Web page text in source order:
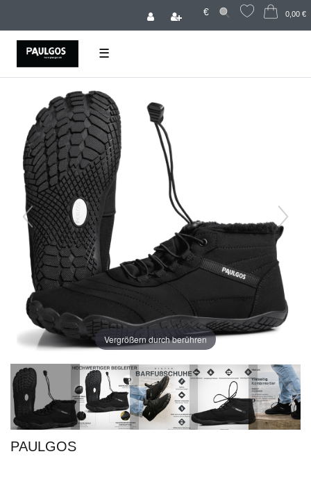
€ 0,00 €
☰
Vergrößern durch berühren
PAULGOS